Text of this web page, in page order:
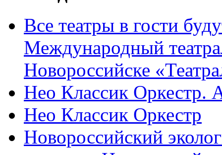
Все театры в гости
Международный
Новороссийске
Нео Классик Оркестр.
Нео Классик Оркестр
Новороссийский